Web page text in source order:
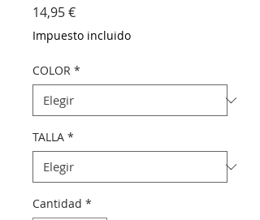
14,95 €Precio
Impuesto incluido
COLOR *
TALLA *
Cantidad *